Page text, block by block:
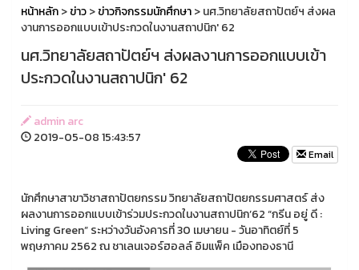
หน้าหลัก>ข่าว>ข่าวกิจกรรมนักศึกษา> นศ.วิทยาลัยสถาปัตย์ฯ ส่งผล
งานการออกแบบเข้าประกวดในงานสถาปนิก' 62
นศ.วิทยาลัยสถาปัตย์ฯ ส่งผลงานการออกแบบเข้า
ประกวดในงานสถาปนิก' 62
admin arc
2019-05-08 15:43:57
Email
นักศึกษาสาขาวิชาสถาปัตยกรรม วิทยาลัยสถาปัตยกรรมศาสตร์ ส่ง
ผลงานการออกแบบเข้าร่วมประกวดในงานสถาปนิก’62 “กรีน อยู่ ดี :
Living Green” ระหว่างวันอังคารที่ 30 เมษายน - วันอาทิตย์ที่ 5
พฤษภาคม 2562 ณ ชาเลนเจอร์ฮอลล์ อิมแพ็ค เมืองทองธานี